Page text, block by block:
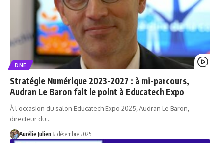
DNE
Stratégie Numérique 2023-2027 : à mi-parcours,
Audran Le Baron fait le point à Educatech Expo
À l’occasion du salon Educatech Expo 2025, Audran Le Baron,
directeur du…
Aurélie Julien 2 décembre 2025